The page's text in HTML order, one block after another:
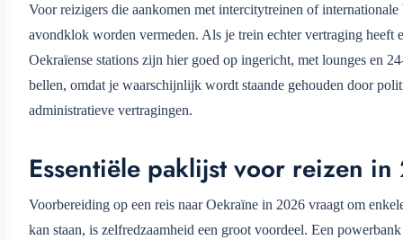
Voor reizigers die aankomen met intercitytreinen of
avondklok worden vermeden. Als je trein echter vertraging
Oekraïense stations zijn hier goed op ingericht, met lounges en
bellen, omdat je waarschijnlijk wordt staande gehouden door
administratieve vertragingen.
Essentiële paklijst voor reizen
Voorbereiding op een reis naar Oekraïne in 2026 vraagt om
kan staan, is zelfredzaamheid een groot voordeel. Een